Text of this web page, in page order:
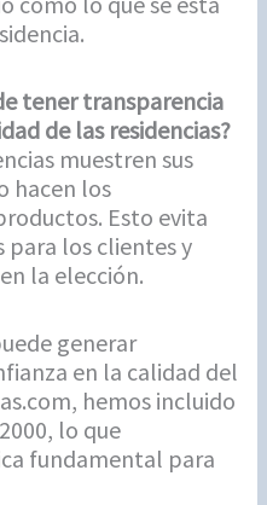
tener transparencia
de las residencias?
muestren sus
hacen los
Esto evita
para los clientes y
la elección.
generar
en la calidad del
hemos incluido
lo que
fundamental para